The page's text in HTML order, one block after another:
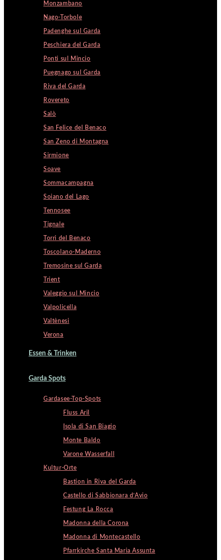
Monzambano
Nago-Torbole
Padenghe sul Garda
Peschiera del Garda
Ponti sul Mincio
Puegnago sul Garda
Riva del Garda
Rovereto
Salò
San Felice del Benaco
San Zeno di Montagna
Sirmione
Soave
Sommacampagna
Soiano del Lago
Tennosee
Tignale
Torri del Benaco
Toscolano-Maderno
Tremosine sul Garda
Trient
Valeggio sul Mincio
Valpolicella
Valtènesi
Verona
Essen & Trinken
Garda Spots
Gardasee-Top-Spots
Fluss Aril
Isola di San Biagio
Monte Baldo
Varone Wasserfall
Kultur-Orte
Bastion in Riva del Garda
Castello di Sabbionara d’Avio
Festung La Rocca
Madonna della Corona
Madonna di Montecastello
Pfarrkirche Santa Maria Assunta